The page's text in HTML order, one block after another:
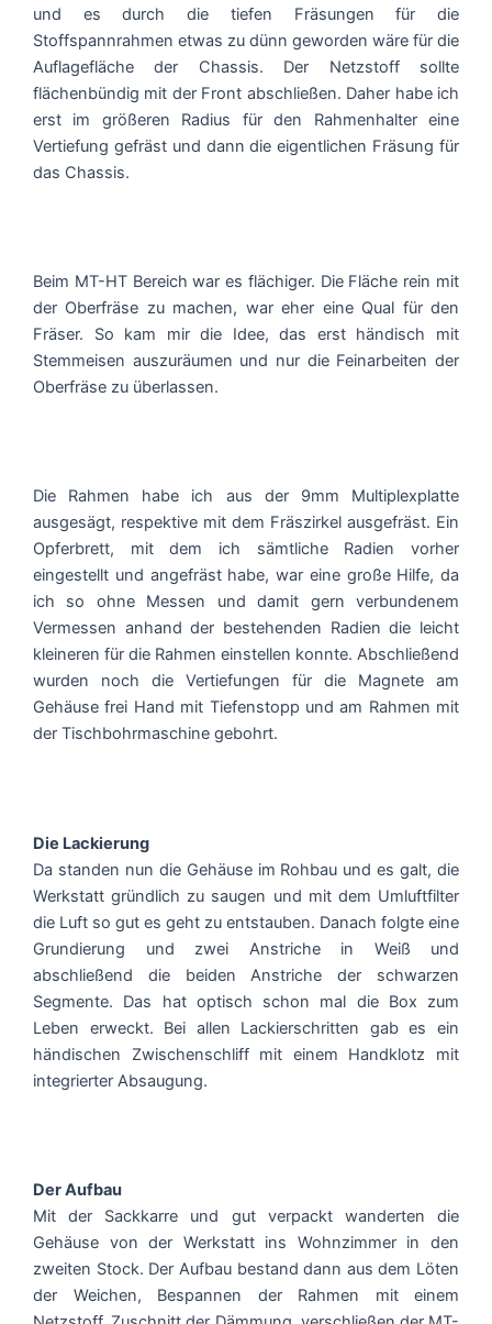
und es durch die tiefen Fräsungen für die
Stoffspannrahmen etwas zu dünn geworden wäre für die
Auflagefläche der Chassis. Der Netzstoff sollte
flächenbündig mit der Front abschließen. Daher habe ich
erst im größeren Radius für den Rahmenhalter eine
Vertiefung gefräst und dann die eigentlichen Fräsung für
das Chassis.
Beim MT-HT Bereich war es flächiger. Die Fläche rein mit
der Oberfräse zu machen, war eher eine Qual für den
Fräser. So kam mir die Idee, das erst händisch mit
Stemmeisen auszuräumen und nur die Feinarbeiten der
Oberfräse zu überlassen.
Die Rahmen habe ich aus der 9mm Multiplexplatte
ausgesägt, respektive mit dem Fräszirkel ausgefräst. Ein
Opferbrett, mit dem ich sämtliche Radien vorher
eingestellt und angefräst habe, war eine große Hilfe, da
ich so ohne Messen und damit gern verbundenem
Vermessen anhand der bestehenden Radien die leicht
kleineren für die Rahmen einstellen konnte. Abschließend
wurden noch die Vertiefungen für die Magnete am
Gehäuse frei Hand mit Tiefenstopp und am Rahmen mit
der Tischbohrmaschine gebohrt.
Die Lackierung
Da standen nun die Gehäuse im Rohbau und es galt, die
Werkstatt gründlich zu saugen und mit dem Umluftfilter
die Luft so gut es geht zu entstauben. Danach folgte eine
Grundierung und zwei Anstriche in Weiß und
abschließend die beiden Anstriche der schwarzen
Segmente. Das hat optisch schon mal die Box zum
Leben erweckt. Bei allen Lackierschritten gab es ein
händischen Zwischenschliff mit einem Handklotz mit
integrierter Absaugung.
Der Aufbau
Mit der Sackkarre und gut verpackt wanderten die
Gehäuse von der Werkstatt ins Wohnzimmer in den
zweiten Stock. Der Aufbau bestand dann aus dem Löten
der Weichen, Bespannen der Rahmen mit einem